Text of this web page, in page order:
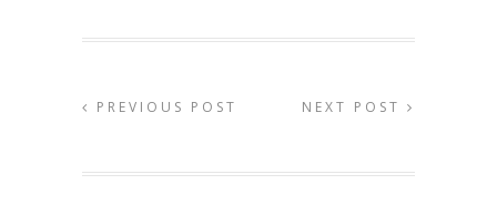
PREVIOUS POST NEXT POST